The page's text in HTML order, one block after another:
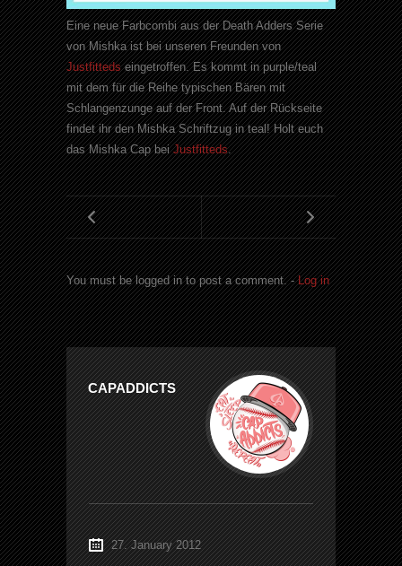
Eine neueFarbcombiaus derDeath AddersSerie
vonMishkaist bei unseren Freunden von
Justfittedseingetroffen. Es kommt inpurple/teal
mit dem für die Reihe typischen Bären mit
Schlangenzunge auf der Front. Auf der Rückseite
findet ihr denMishkaSchriftzug inteal! Holt euch
das Mishka Cap beiJustfitteds.
You must be logged in to post a comment. -Log in
CAPADDICTS
27. January 2012